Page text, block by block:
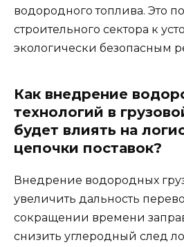
водородного топлива. Это
строительного сектора к
экологически безопасным
Как внедрение
технологий в
будет влиять на
цепочки поставок?
Внедрение водородных
увеличить дальность
сокращении времени
снизить углеродный след